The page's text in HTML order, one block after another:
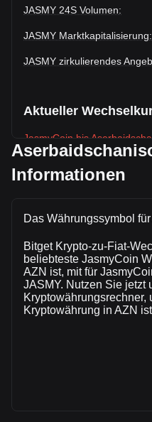
JASMY 24S Volumen:
JASMY Marktkapitalisierung:
JASMY zirkulierendes
Aktueller
JasmyCoin bis
Woche.
Der aktuelle Marktkurs von
JASMY. Das
vorherigen Handelstag lag
bei ₼--.
Mehr Informationen
Bitget
Informationen
Das Währungssymbol
Bitget Krypto-zu-Fiat-
beliebteste JasmyCoin
AZN ist, mit für
JASMY. Nutzen Sie jetzt
Kryptowährungsrechner,
Kryptowährung in AZN